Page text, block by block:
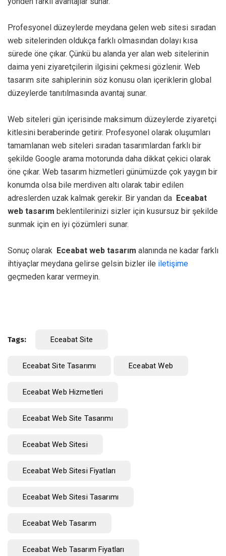
Profesyonel düzeylerde meydana gelen web sitesi sıradan
web sitelerinden oldukça farklı olmasından dolayı kısa
sürede öne çıkar. Çünkü bu alanda yer alan web sitelerinin
daima yeni ziyaretçilerin ilgisini çekmesi gözlenir. Web
tasarım site sahiplerinin söz konusu olan içeriklerin global
düzeylerde tanıtılmasında avantaj sunar.
Web siteleri gün içerisinde maksimum düzeylerde ziyaretçi
kitlesini beraberinde getirir. Profesyonel olarak oluşumları
tamamlanan web siteleri sıradan tasarımlardan farklı bir
şekilde Google arama motorunda daha dikkat çekici olarak
öne çıkar. Web tasarım hizmetleri günümüzde çok yaygın bir
konumda olsa bile merdiven altı olarak tabir edilen
adreslerden uzak kalmak gerekir. Bir yandan da Eceabat
web tasarım beklentilerinizi sizler için kusursuz bir şekilde
sunmak için en iyi çözümleri sunar.
Sonuç olarak Eceabat web tasarım alanında ne kadar farklı
ihtiyaçlar meydana gelirse gelsin bizler ile iletişime
geçmeden karar vermeyin.
Tags: Eceabat Site
Eceabat Site Tasarımı Eceabat Web
Eceabat Web Hizmetleri
Eceabat Web Site Tasarımı
Eceabat Web Sitesi
Eceabat Web Sitesi Fiyatları
Eceabat Web Sitesi Tasarımı
Eceabat Web Tasarım
Eceabat Web Tasarım Fiyatları